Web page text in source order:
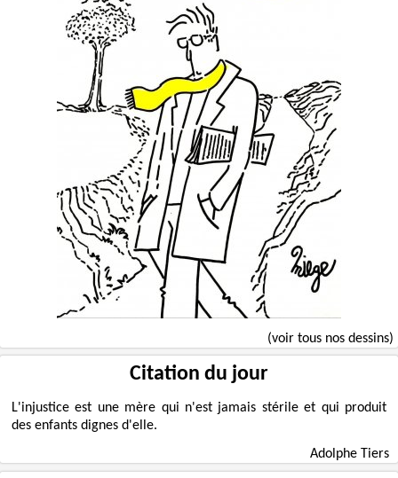
(voir tous nos dessins)
Citation du jour
L'injustice est une mère qui n'est jamais stérile et qui produit
des enfants dignes d'elle.
Adolphe Tiers